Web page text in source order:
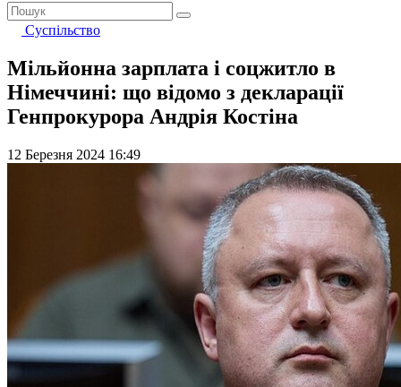
Суспільство
Мільйонна зарплата і соцжитло в
Німеччині: що відомо з декларації
Генпрокурора Андрія Костіна
12 Березня 2024 16:49